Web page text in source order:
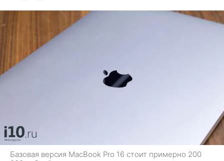
Базовая версия MacBook Pro 16 стоит примерно 200